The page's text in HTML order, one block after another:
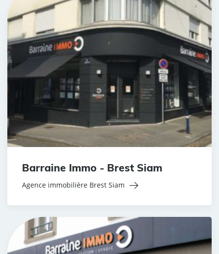
Barraine Immo - Brest Siam
Agence immobilière Brest Siam